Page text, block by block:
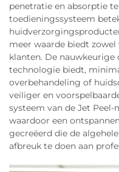
penetratie en absorptie
toedieningssysteem
meer waarde biedt
klanten. De nauwkeurige
technologie biedt,
overbehandeling of
veiliger en
systeem van de Jet
waardoor een
gecreëerd die de
afbreuk te doen aan